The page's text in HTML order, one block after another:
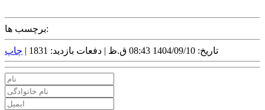
برچسب ها:
تاریخ: 1404/09/10 08:43 ق.ظ | دفعات بازدید: 1831 | چاپ